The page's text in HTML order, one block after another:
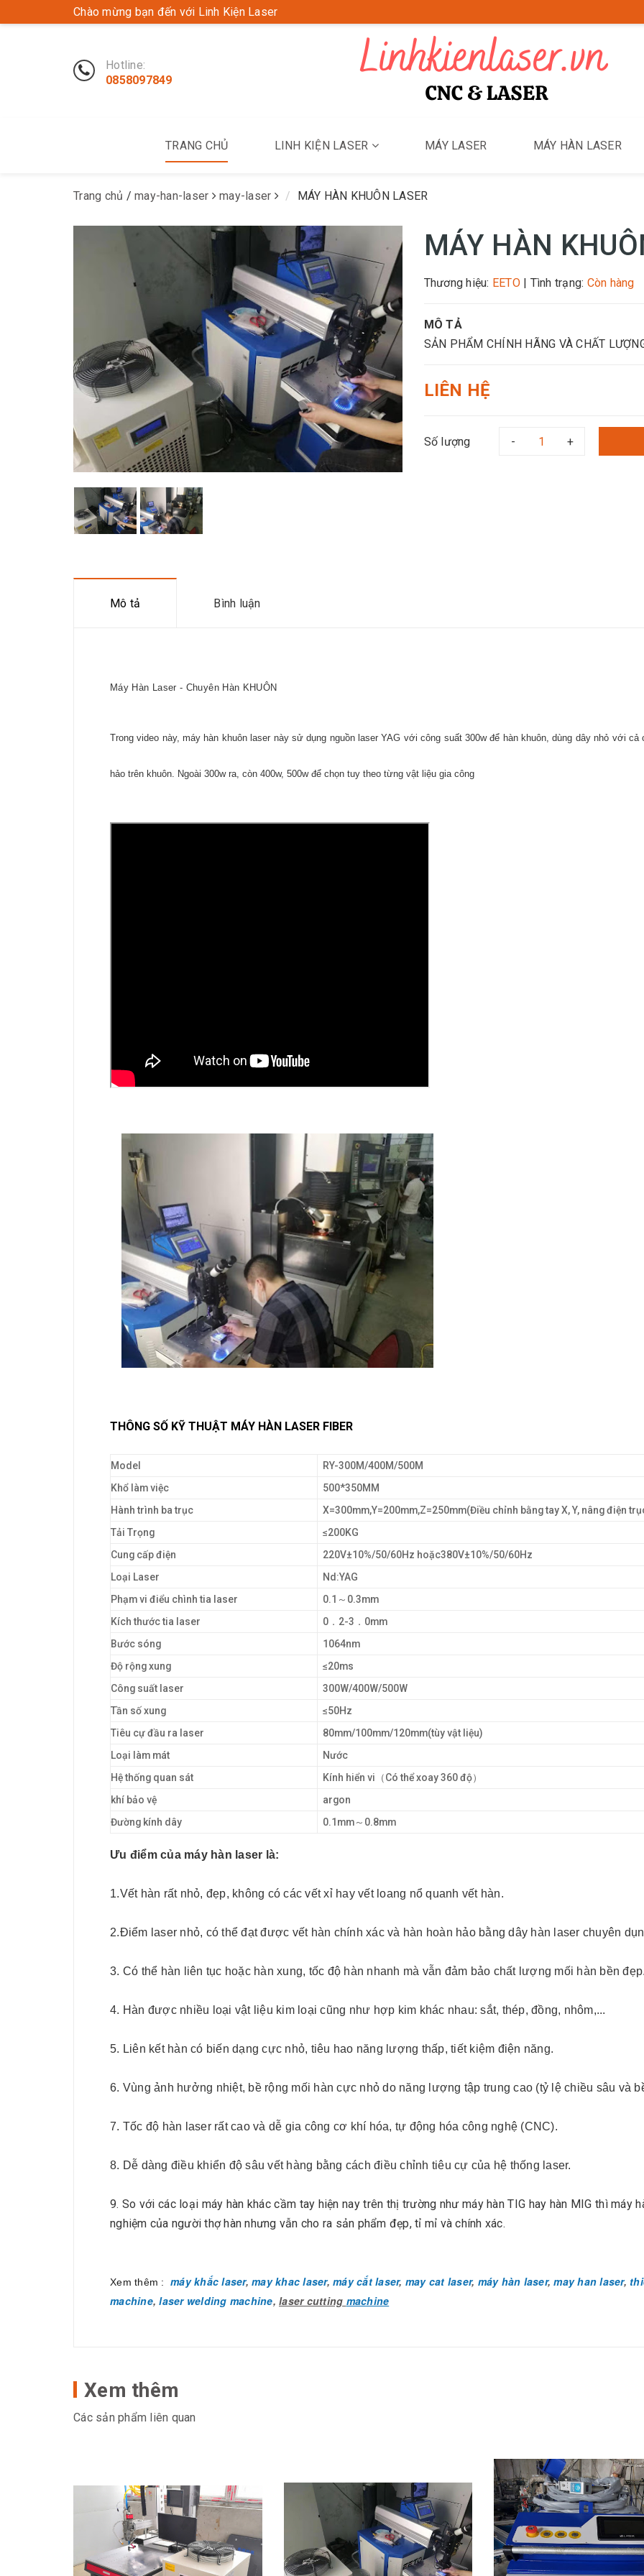
Chào mừng bạn đến với Linh Kiện Laser
Hotline:
0858097849
TRANG CHỦ LINH KIỆN LASER MÁY LASER MÁY HÀN LASER
Trang chủ / may-han-laser may-laser MÁY HÀN KHUÔN LASER
MÁY HÀN
Thương hiệu: EETO| Tình trạng: Còn hàng
MÔ TẢ
SẢN PHẨM CHÍNH HÃNG VÀ CHẤT
LIÊN HỆ
Số lượng +
-
Mô tả Bình luận
Máy Hàn Laser - Chuyên Hàn KHUÔN
Trong video này, máy hàn khuôn laser này sử dụng nguồn laser YAG với công suất 300w để hàn khuôn, dùng dây nhỏ với
hảo trên khuôn. Ngoài 300w ra, còn 400w, 500w để chọn tuy theo từng vật liệu gia công
THÔNG SỐ KỸ THUẬT MÁY HÀN LASER FIBER
Model
RY-300M/400M/500M
Khổ làm việc
500*350MM
Hành trình ba trục
X=300mm,Y=200mm,Z=250mm(Điều chỉnh bằng tay X, Y, nâng điện
Tải Trọng
≤200KG
Cung cấp điện
220V±10%/50/60Hz hoặc380V±10%/50/60Hz
Loại Laser
Nd:YAG
Phạm vi điểu chình tia laser
0.1～0.3mm
Kích thước tia laser
0．2-3．0mm
Bước sóng
1064nm
Độ rộng xung
≤20ms
Công suất laser
300W/400W/500W
Tần số xung
≤50Hz
Tiêu cự đầu ra laser
80mm/100mm/120mm(tùy vật liệu)
Loại làm mát
Nước
Hệ thống quan sát
Kính hiển vi（Có thể xoay 360 độ）
khí bảo vệ
argon
Đường kính dây
0.1mm～0.8mm
Ưu điểm của máy hàn laser là:
1.Vết hàn rất nhỏ, đẹp, không có các vết xỉ hay vết loang nổ quanh vết hàn.
2.Điểm laser nhỏ, có thể đạt được vết hàn chính xác và hàn hoàn hảo bằng dây hàn laser chuyên
3. Có thể hàn liên tục hoặc hàn xung, tốc độ hàn nhanh mà vẫn đảm bảo chất lượng mối hàn bền
4. Hàn được nhiều loại vật liệu kim loại cũng như hợp kim khác nhau: sắt, thép, đồng, nhôm,...
5. Liên kết hàn có biến dạng cực nhỏ, tiêu hao năng lượng thấp, tiết kiệm điện năng.
6. Vùng ảnh hưởng nhiệt, bề rộng mối hàn cực nhỏ do năng lượng tập trung cao (tỷ lệ chiều sâu và
7. Tốc độ hàn laser rất cao và dễ gia công cơ khí hóa, tự động hóa công nghệ (CNC).
8. Dễ dàng điều khiển độ sâu vết hàng bằng cách điều chỉnh tiêu cự của hệ thống laser.
9. So với các loại máy hàn khác cầm tay hiện nay trên thị trường như máy hàn TIG hay hàn MIG thì máy
nghiệm của người thợ hàn nhưng vẫn cho ra sản phẩm đẹp, tỉ mỉ và chính xác.
Xem thêm : máy khắc laser, may khac laser, máy cắt laser, may cat laser, máy hàn laser,may han laser,
machine,laser welding machine, laser cutting machine
Xem thêm
Các sản phẩm liên quan